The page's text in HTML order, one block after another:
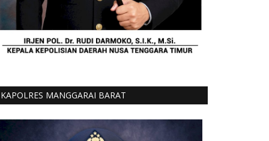
KAPOLRES MANGGARAI BARAT